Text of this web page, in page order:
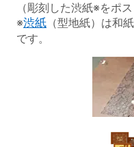
（彫刻した渋紙※をポ
※渋紙 （型地紙）は和
です。